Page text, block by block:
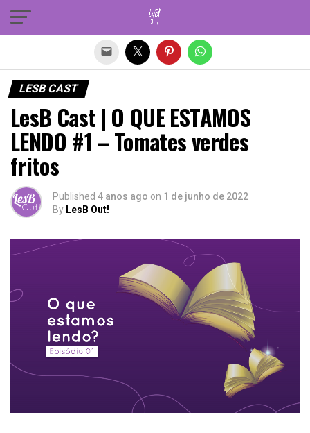
LESB CAST
LesB Cast | O QUE ESTAMOS
LENDO #1 – Tomates verdes
fritos
Published 4 anos ago on 1 de junho de 2022
By LesB Out!
Sair da versão mobile